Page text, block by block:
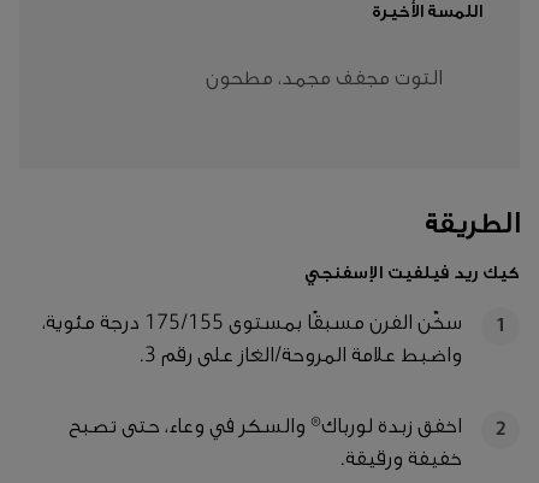
اللمسة الأخيرة
التوت مجفف مجمد، مطحون
الطريقة
كيك ريد فيلفيت الإسفنجي
1
سخّن الفرن مسبقًا بمستوى 175/155 درجة مئوية،
واضبط علامة المروحة/الغاز على رقم 3.
2
اخفق زبدة لورباك® والسكر في وعاء، حتى تصبح
خفيفة ورقيقة.